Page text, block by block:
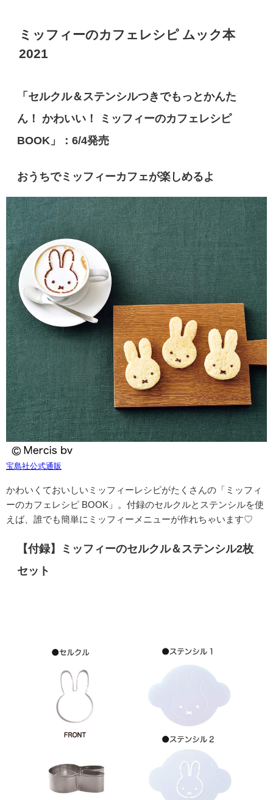
ミッフィーのカフェレシピ ムック本
2021
「セルクル＆ステンシルつきでもっとかんた
ん！ かわいい！ ミッフィーのカフェレシピ
BOOK」：6/4発売
おうちでミッフィーカフェが楽しめるよ
宝島社公式通販
かわいくておいしいミッフィーレシピがたくさんの「ミッフィ
ーのカフェレシピ BOOK」。付録のセルクルとステンシルを使
えば、誰でも簡単にミッフィーメニューが作れちゃいます♡
【付録】ミッフィーのセルクル＆ステンシル2枚
セット